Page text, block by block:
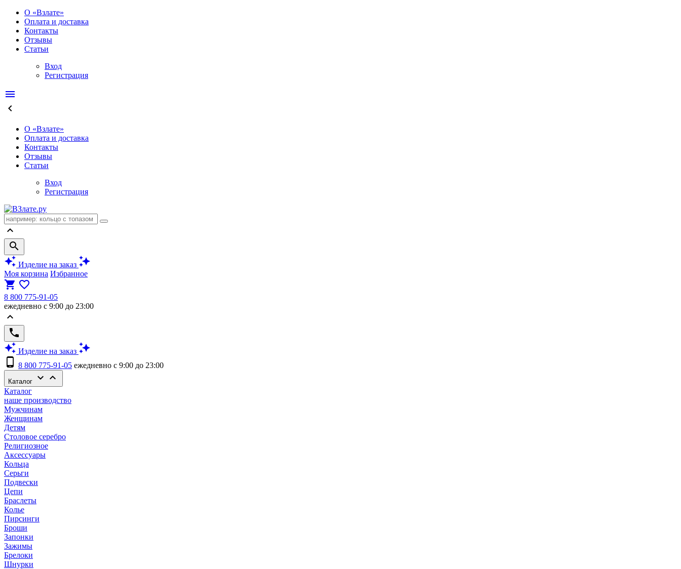
О «Взлате»
Оплата и доставка
Контакты
Отзывы
Статьи
Вход
Регистрация
menu
keyboard_arrow_left
О «Взлате»
Оплата и доставка
Контакты
Отзывы
Статьи
Вход
Регистрация
keyboard_arrow_up
search
auto_awesome Изделие на заказ auto_awesome
Моя корзина Избранное
shopping_cart favorite_border
8 800 775-91-05
ежедневно с 9:00 до 23:00
keyboard_arrow_up
phone
auto_awesome Изделие на заказ auto_awesome
phone_android 8 800 775-91-05 ежедневно с 9:00 до 23:00
Каталог keyboard_arrow_down keyboard_arrow_up
Каталог
наше производство
Мужчинам
Женщинам
Детям
Столовое серебро
Религиозное
Аксессуары
Кольца
Серьги
Подвески
Цепи
Браслеты
Колье
Пирсинги
Броши
Запонки
Зажимы
Брелоки
Шнурки